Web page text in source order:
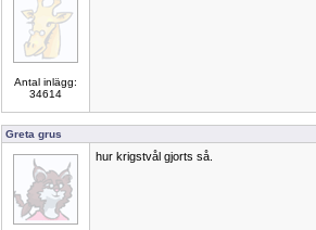
Antal inlägg:
34614
Greta grus
hur krigstvål gjorts så.